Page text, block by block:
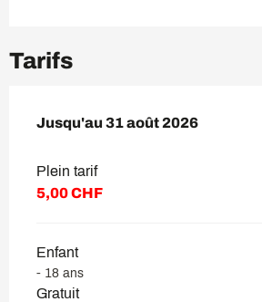
Tarifs
Du1 juillet 2026au31 août 2026
Jusqu'au 31 août 2026
Plein tarif
5,00 CHF
Enfant
- 18 ans
Gratuit